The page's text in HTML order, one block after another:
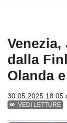
dalla
Olanda
30.05.2025 18:05
VEDI LETTURE